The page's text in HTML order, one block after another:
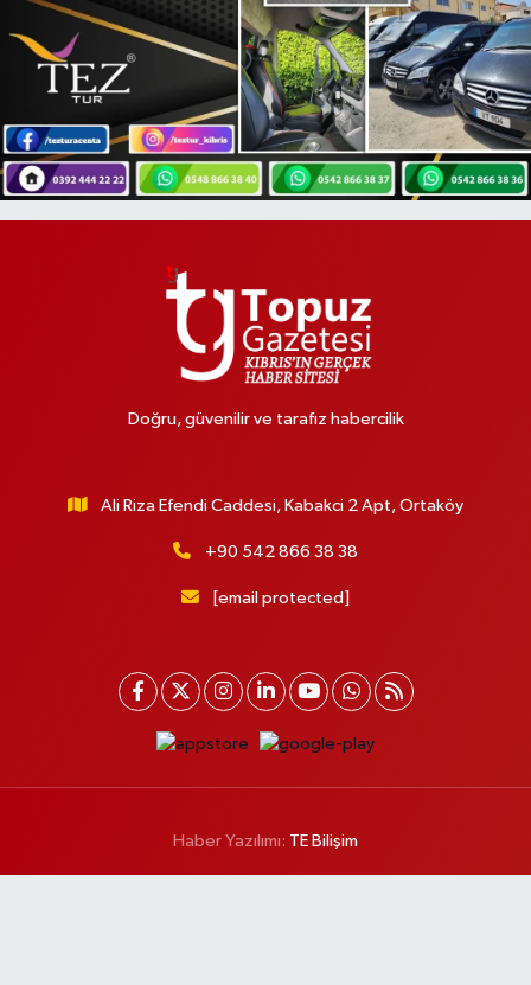
Doğru, güvenilir ve tarafız habercilik
Ali Riza Efendi Caddesi, Kabakci 2 Apt, Ortaköy
+90 542 866 38 38
[email protected]
Haber Yazılımı: TE Bilişim